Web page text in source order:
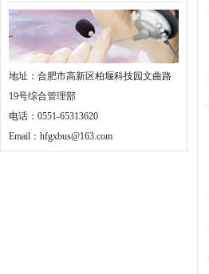
地址：合肥市高新区柏堰科技园文曲路
19号综合管理部
电话：0551-65313620
Email：hfgxbus@163.com